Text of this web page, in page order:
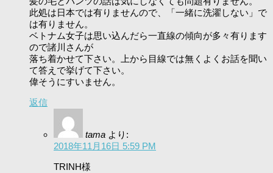
此処は日本では有りませんので、「一緒に洗濯しない」で
は有りません。
ベトナム女子は思い込んだら一直線の傾向が多々有ります
ので諸川さんが
落ち着かせて下さい。上から目線では無くよくお話を聞い
て答えで挙げて下さい。
偉そうにすいません。
返信
tama より:
2018年11月16日 5:59 PM
TRINH様